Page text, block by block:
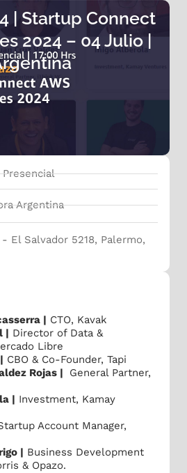
| Startup Connect
2024 – 04 Julio |
Argentina
El Salvador 5218, Palermo,
| CTO, Kavak
| Director of Data &
Libre
CBO & Co-Founder, Tapi
Rojas |
General Partner,
| Investment, Kamay
Account Manager,
| Business Development
& Opazo.